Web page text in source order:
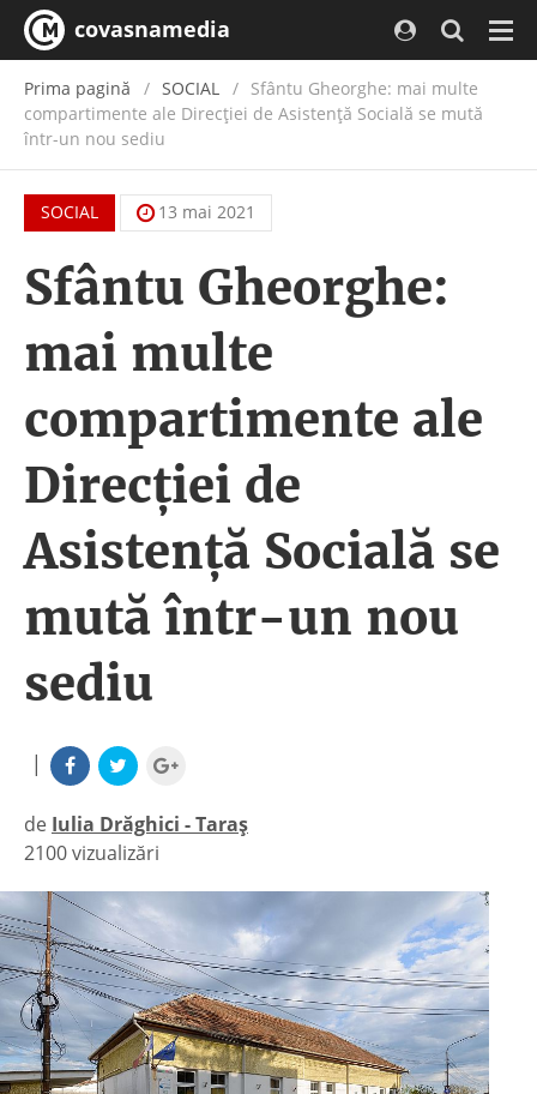
covasnamedia
Prima pagină SOCIAL
Sfântu Gheorghe: mai multe
compartimente ale Direcţiei de Asistenţă Socială se mută
într-un nou sediu
SOCIAL 13 mai 2021
Sfântu Gheorghe:
mai multe
compartimente ale
Direcţiei de
Asistenţă Socială se
mută într-un nou
sediu
|
de Iulia Drăghici - Taraș
|
2100 vizualizări